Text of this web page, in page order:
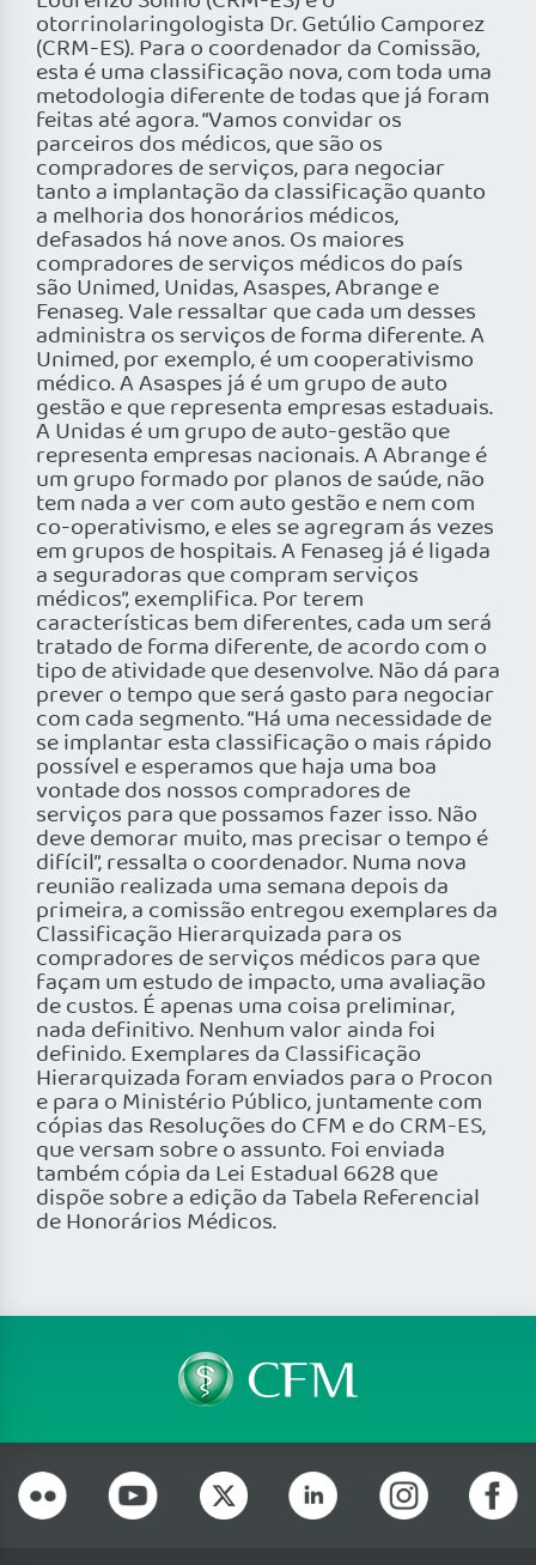
otorrinolaringologista Dr. Getúlio Camporez
(CRM-ES). Para o coordenador da Comissão,
esta é uma classificação nova, com toda uma
metodologia diferente de todas que já foram
feitas até agora. “Vamos convidar os
parceiros dos médicos, que são os
compradores de serviços, para negociar
tanto a implantação da classificação quanto
a melhoria dos honorários médicos,
defasados há nove anos. Os maiores
compradores de serviços médicos do país
são Unimed, Unidas, Asaspes, Abrange e
Fenaseg. Vale ressaltar que cada um desses
administra os serviços de forma diferente. A
Unimed, por exemplo, é um cooperativismo
médico. A Asaspes já é um grupo de auto
gestão e que representa empresas estaduais.
A Unidas é um grupo de auto-gestão que
representa empresas nacionais. A Abrange é
um grupo formado por planos de saúde, não
tem nada a ver com auto gestão e nem com
co-operativismo, e eles se agregram ás vezes
em grupos de hospitais. A Fenaseg já é ligada
a seguradoras que compram serviços
médicos”, exemplifica. Por terem
características bem diferentes, cada um será
tratado de forma diferente, de acordo com o
tipo de atividade que desenvolve. Não dá para
prever o tempo que será gasto para negociar
com cada segmento. “Há uma necessidade de
se implantar esta classificação o mais rápido
possível e esperamos que haja uma boa
vontade dos nossos compradores de
serviços para que possamos fazer isso. Não
deve demorar muito, mas precisar o tempo é
difícil”, ressalta o coordenador. Numa nova
reunião realizada uma semana depois da
primeira, a comissão entregou exemplares da
Classificação Hierarquizada para os
compradores de serviços médicos para que
façam um estudo de impacto, uma avaliação
de custos. É apenas uma coisa preliminar,
nada definitivo. Nenhum valor ainda foi
definido. Exemplares da Classificação
Hierarquizada foram enviados para o Procon
e para o Ministério Público, juntamente com
cópias das Resoluções do CFM e do CRM-ES,
que versam sobre o assunto. Foi enviada
também cópia da Lei Estadual 6628 que
dispõe sobre a edição da Tabela Referencial
de Honorários Médicos.